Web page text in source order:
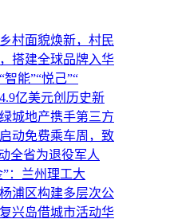
村面貌焕新，村民
搭建全球品牌入华
能”“悦己”“
亿美元创历史新
城地产携手第三方
动免费乘车周，致
全省为退役军人
：兰州理工大
浦区构建多层次公
兴岛借城市活动华